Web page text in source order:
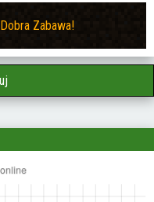
Dobra Zabawa!